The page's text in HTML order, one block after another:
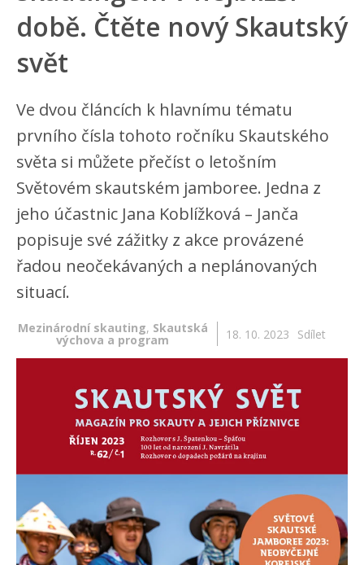
době. Čtěte nový Skautský
svět
Ve dvou článcích k hlavnímu tématu
prvního čísla tohoto ročníku Skautského
světa si můžete přečíst o letošním
Světovém skautském jamboree. Jedna z
jeho účastnic Jana Koblížková – Janča
popisuje své zážitky z akce provázené
řadou neočekávaných a neplánovaných
situací.
Mezinárodní skauting, Skautská
výchova a program 18. 10. 2023 Sdílet